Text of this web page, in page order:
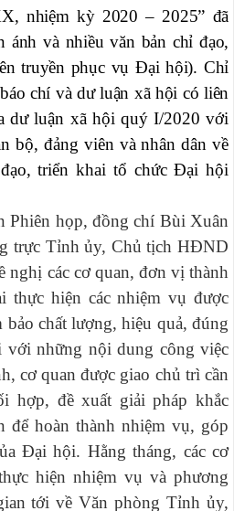
nhiệm kỳ 2020 – 2025” đã
ánh và nhiều văn bản chỉ đạo,
truyền phục vụ Đại hội). Chỉ
chí và dư luận xã hội có liên
dư luận xã hội quý I/2020 với
bộ, đảng viên và nhân dân về
triển khai tổ chức Đại hội
họp, đồng chí Bùi Xuân
trực Tỉnh ủy, Chủ tịch HĐND
nghị các cơ quan, đơn vị thành
thực hiện các nhiệm vụ được
bảo chất lượng, hiệu quả, đúng
những nội dung công việc
cơ quan được giao chủ trì cần
hợp, đề xuất giải pháp khắc
để hoàn thành nhiệm vụ, góp
Đại hội. Hằng tháng, các cơ
hiện nhiệm vụ và phương
tới về Văn phòng Tỉnh ủy,